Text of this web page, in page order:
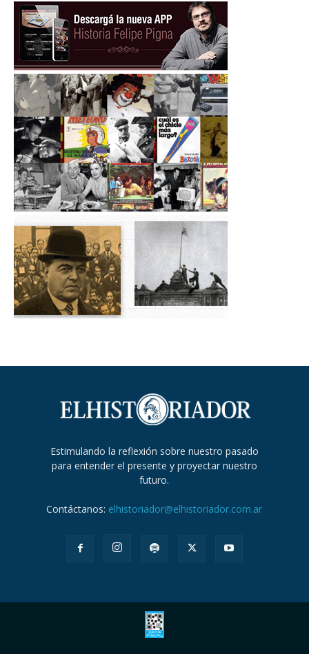
Estimulando la reflexión sobre nuestro pasado
para entender el presente y proyectar nuestro
futuro.
Contáctanos: elhistoriador@elhistoriador.com.ar